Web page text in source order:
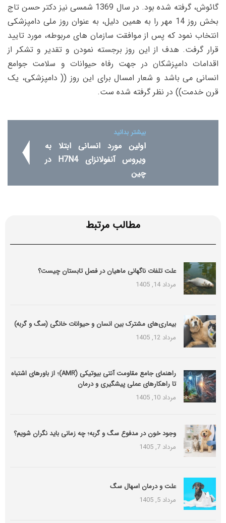
گائوش، گرفته شده بود. در سال 1369 شمسی نیز دکتر حسن تاج
بخش روز 14 مهر را به همین دلیل، به عنوان روز ملی دامپزشکی
انتخاب نمود که پس از موافقت سازمان های مربوطه، مورد تایید
قرار گرفت. هدف از این روز برجسته نمودن و تقدیر و تشکر از
اقدامات دامپزشکان در جهت رفاه حیوانات و سلامت جوامع
انسانی می باشد و شعار امسال برای این روز (( دامپزشکی، یک
قرن خدمت)) در نظر گرفته شده ست.
بیشتر بدانید
اولین مورد انسانی ابتلا به
ویروس آنفولانزای H7N4 در
چین
مطالب مرتبط
علت تلفات ناگهانی ماهیان در فصل تابستان چیست؟
مرداد 14, 1405
بیماری‌های مشترک بین انسان و حیوانات خانگی (سگ و گربه)
مرداد 12, 1405
راهنمای جامع مقاومت آنتی بیوتیکی (َAMR)؛ از باورهای اشتباه
تا راهکارهای عملی پیشگیری و درمان
مرداد 10, 1405
وجود خون در مدفوع سگ و گربه؛ چه زمانی باید نگران شویم؟
مرداد 7, 1405
علت و درمان اسهال سگ
مرداد 5, 1405